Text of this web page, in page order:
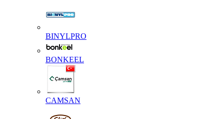
BINYLPRO
BONKEEL
CAMSAN